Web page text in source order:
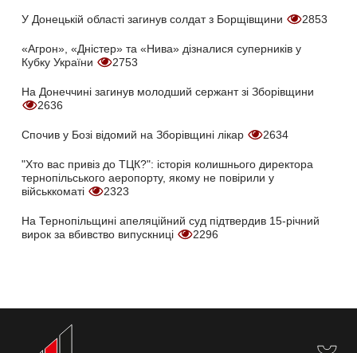
У Донецькій області загинув солдат з Борщівщини 2853
«Агрон», «Дністер» та «Нива» дізналися суперників у
Кубку України
2753
На Донеччині загинув молодший сержант зі Зборівщини
2636
Спочив у Бозі відомий на Зборівщині лікар 2634
"Хто вас привіз до ТЦК?": історія колишнього директора
тернопільського аеропорту, якому не повірили у
військкоматі
2323
На Тернопільщині апеляційний суд підтвердив 15-річний
вирок за вбивство випускниці
2296